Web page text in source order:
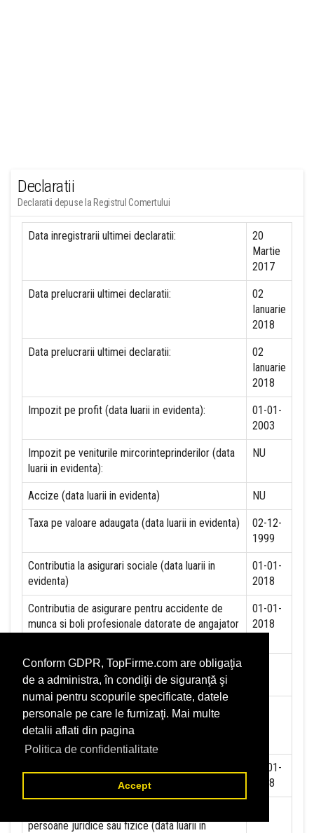
Conform GDPR, TopFirme.com are obligaţia
de a administra, în condiţii de siguranţă şi
numai pentru scopurile specificate, datele
personale pe care le furnizaţi. Mai multe
detalii aflati din pagina
Politica de confidentialitate
Accept
Declaratii
Declaratii depuse la Registrul Comertului
Data inregistrarii ultimei declaratii:
20
Martie
2017
Data prelucrarii ultimei declaratii:
02
Ianuarie
2018
Data prelucrarii ultimei declaratii:
02
Ianuarie
2018
Impozit pe profit (data luarii in evidenta):
01-01-
2003
Impozit pe veniturile mircorinteprinderilor (data
luarii in evidenta):
NU
Accize (data luarii in evidenta) NU
Taxa pe valoare adaugata (data luarii in evidenta)
02-12-
1999
Contributia la asigurari sociale (data luarii in
evidenta)
01-01-
2018
Contributia de asigurare pentru accidente de
munca si boli profesionale datorate de angajator
01-01-
2018
Contributia de asigurari pentru somaj (data luarii
in evidenta):
Contributia angajatorilor pentru Fondul de
garantare pentru plata creantelor sociale (data
luarii in evidenta):
01-01-
2018
persoane juridice sau fizice (data luarii in